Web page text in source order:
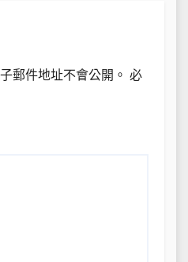
郵件地址不會公開。 必